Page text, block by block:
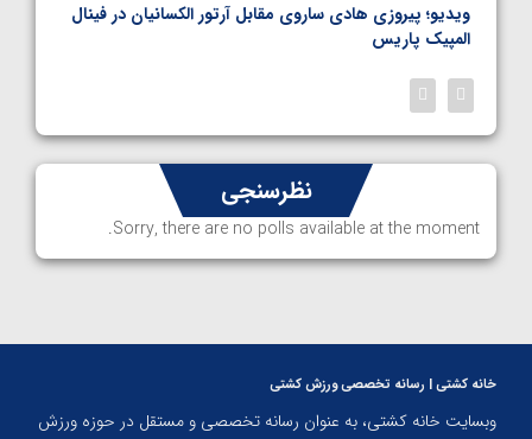
ویدیو؛ پیروزی هادی ساروی مقابل آرتور الکسانیان در فینال
المپیک پاریس
نظرسنجی
Sorry, there are no polls available at the moment.
خانه کشتی | رسانه تخصصی ورزش کشتی
وبسایت خانه کشتی، به عنوان رسانه تخصصی و مستقل در حوزه ورزش